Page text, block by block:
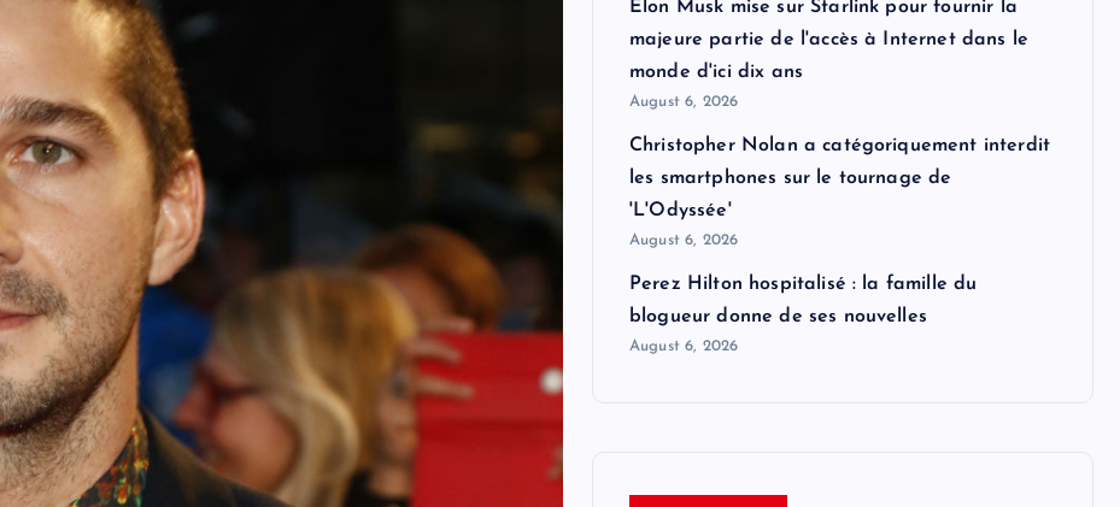
Elon Musk mise sur Starlink pour fournir la
majeure partie de l'accès à Internet dans le
monde d'ici dix ans
August 6, 2026
Christopher Nolan a catégoriquement interdit
les smartphones sur le tournage de
'L'Odyssée'
August 6, 2026
Perez Hilton hospitalisé : la famille du
blogueur donne de ses nouvelles
August 6, 2026